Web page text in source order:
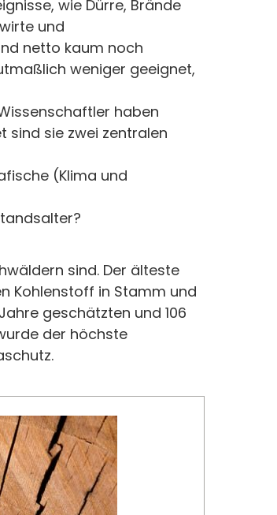
wie Dürre, Brände
und
netto kaum noch
weniger geeignet,
haben
sind sie zwei zentralen
(Klima und
sind. Der älteste
Kohlenstoff in Stamm und
geschätzten und 106
der höchste